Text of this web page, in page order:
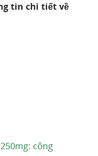
tin chi tiết về
công